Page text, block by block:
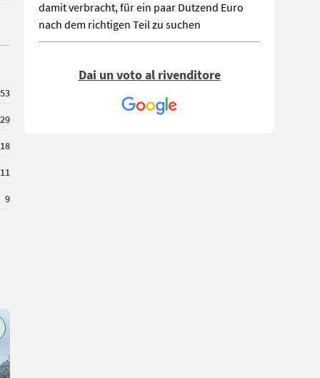
53
29
18
11
9
damit verbracht, für ein paar Dutzend Euro
nach dem richtigen Teil zu suchen
Dai un voto al rivenditore